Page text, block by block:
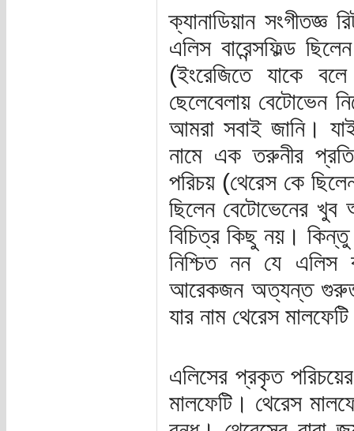
ক্যানাডিয়ান সংগীতজ্ঞ
এলিস বারেন্সফিল্ড
(ইংরেজিতে যাকে
ছেলেবেলায় বেটোভেন
আমরা সবাই জানি।
নামে এক তরুনীর
পরিচয় (থেরেস কে
ছিলেন বেটোভেনের
বিচিত্র কিছু নয়। কিন্তু
নিশ্চিত নন যে
আরেকজন অত্যন্ত
যার নাম থেরেস
এলিসের প্রকৃত
মালফেটি। থেরেস